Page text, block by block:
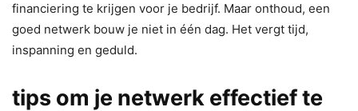
financiering te krijgen voor je bedrijf. Maar onthoud, een
goed netwerk bouw je niet in één dag. Het vergt tijd,
inspanning en geduld.
tips om je netwerk effectief te